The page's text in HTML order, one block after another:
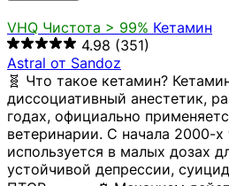
VHQ Чистота > 99% Кетамин
4.98 (351)
Astral от Sandoz
🧬 Что такое кетамин?
диссоциативный анестетик,
годах, официально
ветеринарии. С начала 2000-х
используется в малых дозах
устойчивой депрессии,